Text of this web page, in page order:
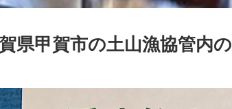
県甲賀市の土山漁協管内